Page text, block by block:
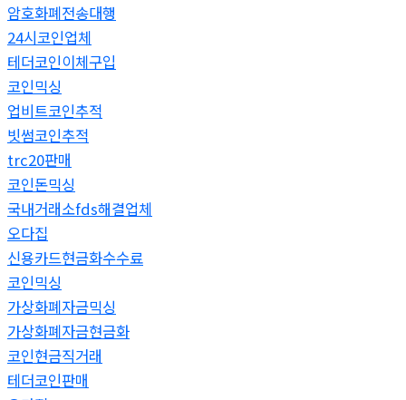
암호화폐전송대행
24시코인업체
테더코인이체구입
코인믹싱
업비트코인추적
빗썸코인추적
trc20판매
코인돈믹싱
국내거래소fds해결업체
오다집
신용카드현금화수수료
코인믹싱
가상화폐자금믹싱
가상화폐자금현금화
코인현금직거래
테더코인판매